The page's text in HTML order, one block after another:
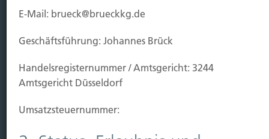
Einzug/Vermietung
Hubert Brück KG| Inhaber: Dipl. Ökonom Johannes
Brück | Kapellstraße 2 | 40479 Düsseldorf
Telefon: 0211-490066 |
E-Mail: brueck@brueckkg.de
Geschäftsführung: Johannes Brück
Handels­registernummer / Amtsgericht: 3244
Amtsgericht Düsseldorf
Umsatzsteuer­nummer: